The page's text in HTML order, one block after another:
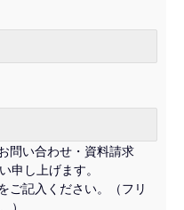
問い合わせ・資料請求
申し上げます。
ご記入ください。（フリ